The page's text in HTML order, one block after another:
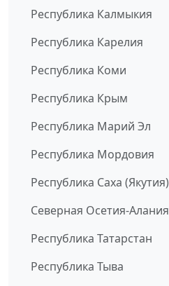
Республика Калмыкия
Республика Карелия
Республика Коми
Республика Крым
Республика Марий Эл
Республика Мордовия
Республика Саха (Якутия)
Северная Осетия-Алания
Республика Татарстан
Республика Тыва